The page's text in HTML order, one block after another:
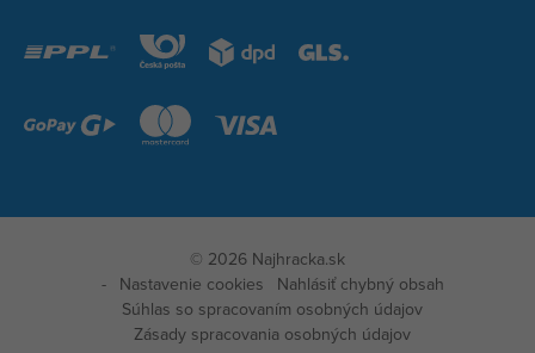
© 2026 Najhracka.sk
Nastavenie cookies
Nahlásiť chybný obsah
Súhlas so spracovaním osobných údajov
Zásady spracovania osobných údajov